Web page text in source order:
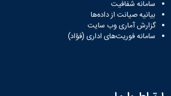
سامانه شفافیت
بیانیه صیانت از داده‌ها
گزارش آماری وب‌ سایت
سامانه فوریت‌های اداری (فؤاد)